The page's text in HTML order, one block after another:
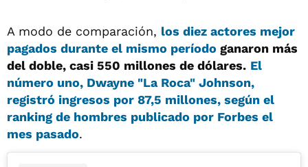
A modo de comparación, los diez actores mejor
pagados durante el mismo período ganaron más
del doble, casi 550 millones de dólares. El
número uno, Dwayne "La Roca" Johnson,
registró ingresos por 87,5 millones, según el
ranking de hombres publicado por Forbes el
mes pasado.